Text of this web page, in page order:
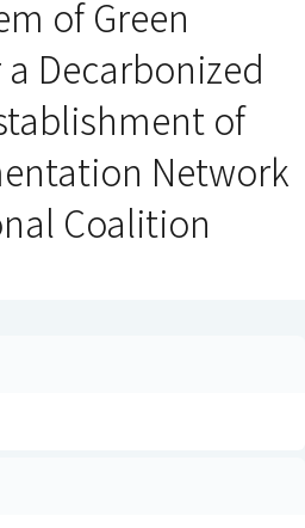
of Green
Decarbonized
of
Network
Coalition